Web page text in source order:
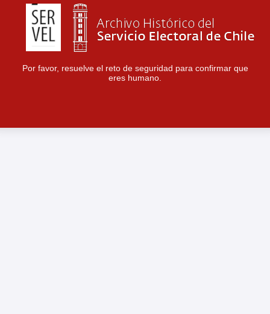
Por favor, resuelve el reto de seguridad para confirmar que
eres humano.